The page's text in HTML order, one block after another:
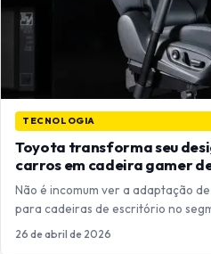
TECNOLOGIA
Toyota transforma seu
carros em cadeira gamer
Não é incomum ver a adaptação
para cadeiras de escritório no
26 de abril de 2026